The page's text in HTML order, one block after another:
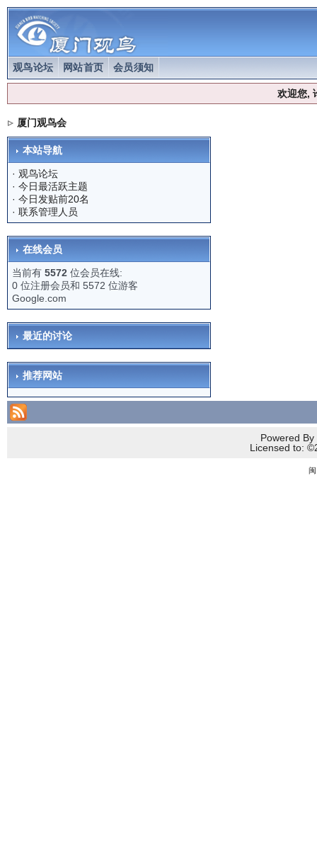
观鸟论坛 网站首页 会员须知
欢迎您,
厦门观鸟会
本站导航
· 观鸟论坛
· 今日最活跃主题
· 今日发贴前20名
· 联系管理人员
在线会员
当前有 5572 位会员在线:
0 位注册会员和 5572 位游客
Google.com
最近的讨论
推荐网站
Powered
Licensed to: